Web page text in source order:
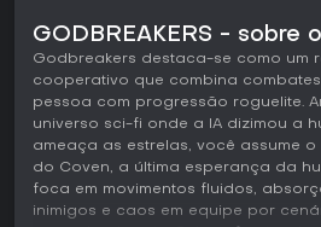
GODBREAKERS - sobre
Godbreakers destaca-se como um
cooperativo que combina
pessoa com progressão roguelite.
universo sci-fi onde a IA dizimou a
ameaça as estrelas, você assume
do Coven, a última esperança da
foca em movimentos fluidos,
inimigos e caos em equipe por